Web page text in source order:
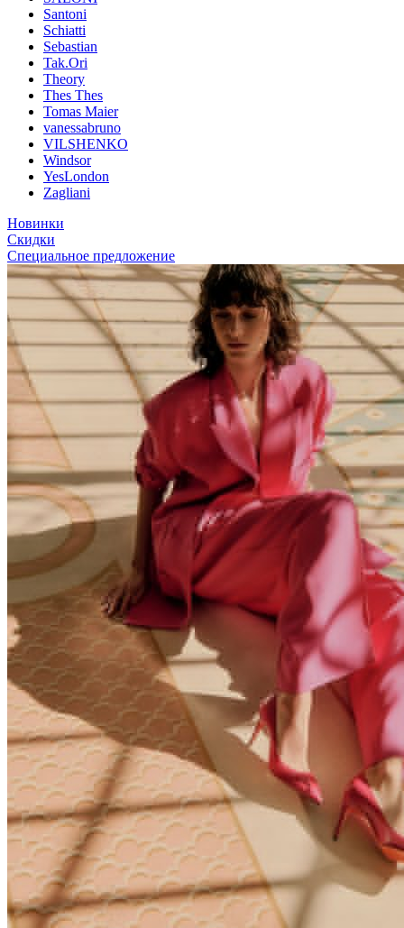
Santoni
Schiatti
Sebastian
Tak.Ori
Theory
Thes Thes
Tomas Maier
vanessabruno
VILSHENKO
Windsor
YesLondon
Zagliani
Новинки
Скидки
Специальное предложение